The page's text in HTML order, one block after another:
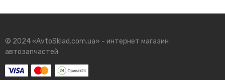
© 2024 «AvtoSklad.com.ua» - интернет магазин
автозапчастей